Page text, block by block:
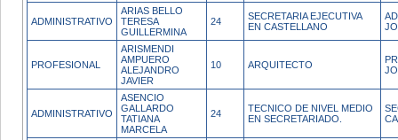
ADMINISTRATIVO
ARIAS BELLO
TERESA
GUILLERMINA
24
SECRETARIA EJECUTIVA
EN CASTELLANO
PROFESIONAL
ARISMENDI
AMPUERO
ALEJANDRO
JAVIER
10 ARQUITECTO
ADMINISTRATIVO
ASENCIO
GALLARDO
TATIANA
MARCELA
24
TECNICO DE NIVEL MEDIO
EN SECRETARIADO.